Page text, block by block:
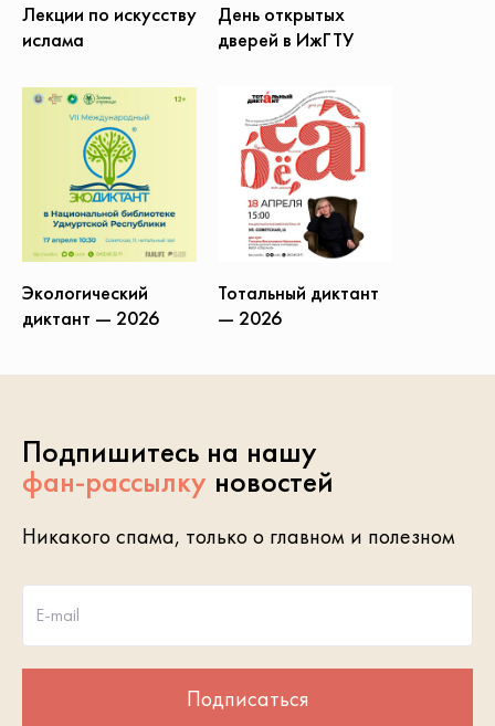
Лекции по искусству
ислама
День открытых
дверей в ИжГТУ
Экологический
диктант — 2026
Тотальный диктант
— 2026
Подпишитесь на нашу
фан-рассылку новостей
Никакого спама, только о главном и полезном
E-mail
Подписаться